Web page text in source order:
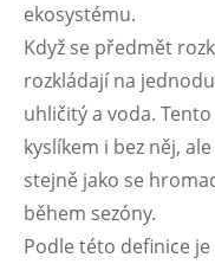
ekosystému.
Když se předmět
rozkládají na
uhličitý a voda.
kyslíkem i bez něj,
stejně jako se
během sezóny.
Podle této definice